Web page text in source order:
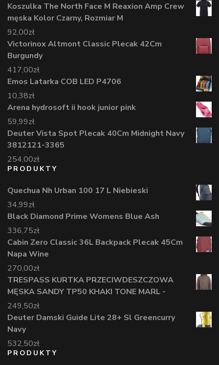
Koszulka The North Face M Reaxion Amp Crew
męska Kolor Czarny, Rozmiar M
92,00zł
Victorinox Altmont Classic Plecak 42Cm
Burgundy
417,00zł
Emos Latarka COB LED P4706
10,38zł
Arena hydrosoft ii hook junior pink
59,99zł
Deuter Vista Spot Plecak 40Cm Midnight Navy
3812121-3365
254,00zł
PRODUKTY
Quechua Nh Urban 100 17 L Niebieski
34,99zł
Black Diamond Prime Womens Blue Ash
336,75zł
Cabin Zero Classic 36L Backpack Plecak 45Cm
Napa Wine
270,00zł
TRESPASS KURTKA PRZECIWDESZCZOWA
MĘSKA SANDY TP50 KHAKI TONE MARL -
249,50zł
Deuter Damski Guide Lite 28+ Sl Greencurry
Navy
532,50zł
PRODUKTY